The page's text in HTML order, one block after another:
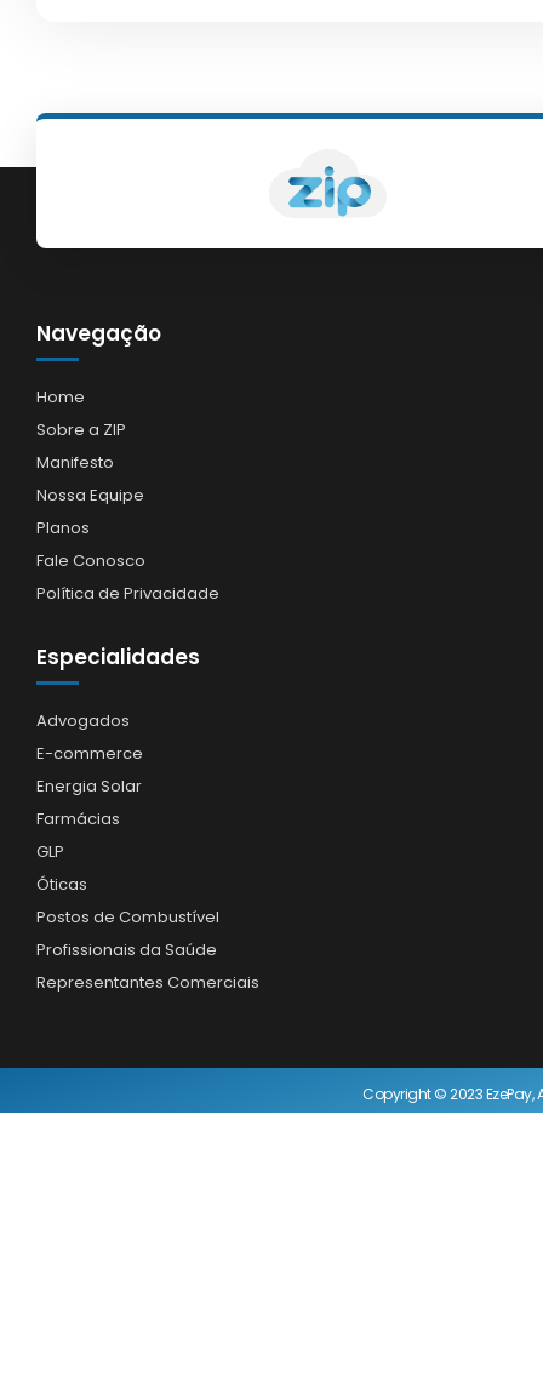
Navegação
Home
Sobre a ZIP
Manifesto
Nossa Equipe
Planos
Fale Conosco
Política de Privacidade
Especialidades
Advogados
E-commerce
Energia Solar
Farmácias
GLP
Óticas
Postos de Combustível
Profissionais da Saúde
Representantes Comerciais
Copyright © 2023 EzePay,